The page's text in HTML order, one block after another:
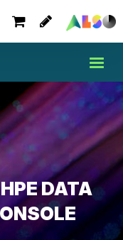
DATA